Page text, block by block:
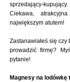
sprzedający-
Ciekawa,
największym atutem!
Zastanawiałeś się czy
prowadzić firmę?
pytanie!
Magnesy na lodówkę